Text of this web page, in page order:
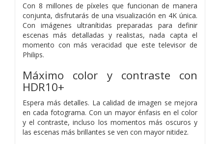
Con 8 millones de píxeles que funcionan de manera
conjunta, disfrutarás de una visualización en 4K única.
Con imágenes ultranítidas preparadas para definir
escenas más detalladas y realistas, nada capta el
momento con más veracidad que este televisor de
Philips.
Máximo color y contraste con
HDR10+
Espera más detalles. La calidad de imagen se mejora
en cada fotograma. Con un mayor énfasis en el color
y el contraste, incluso los momentos más oscuros y
las escenas más brillantes se ven con mayor nitidez.